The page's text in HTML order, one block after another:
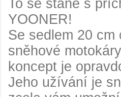
To se stane s
YOONER!
Se sedlem 20 cm
sněhové
koncept je
Jeho užívání je